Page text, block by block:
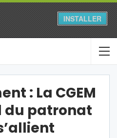
INSTALLER
: La CGEM
du patronat